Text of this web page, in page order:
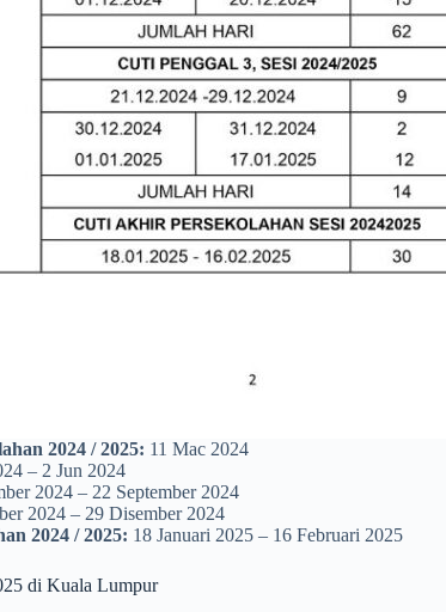
2024 / 2025: 11 Mac 2024
– 2 Jun 2024
2024 – 22 September 2024
2024 – 29 Disember 2024
2024 / 2025: 18 Januari 2025 – 16 Februari 2025
di Kuala Lumpur